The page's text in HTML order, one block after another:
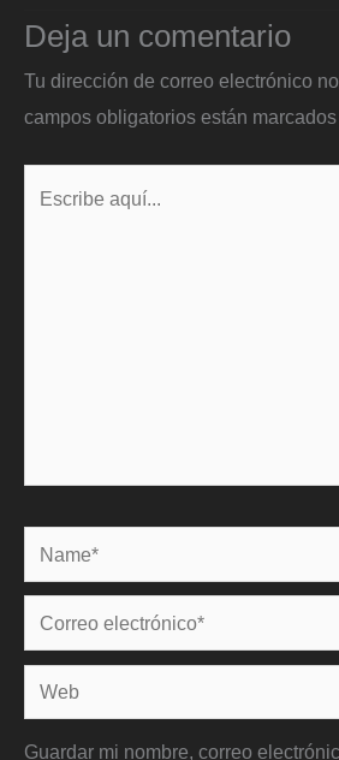
Deja un comentario
Tu dirección de correo electrónico
campos obligatorios están
Name*
Correo
electrónico*
Web
Guardar mi nombre, correo